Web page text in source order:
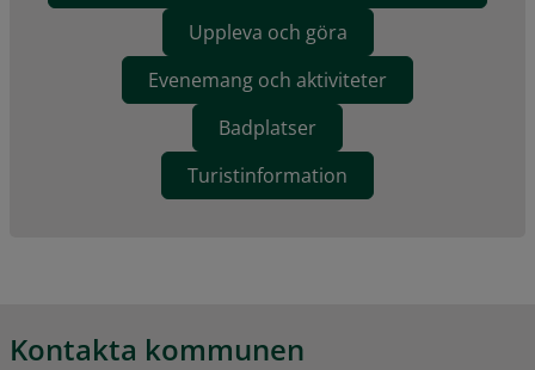
Uppleva och göra
Evenemang och aktiviteter
Badplatser
Turistinformation
Kontakta kommunen